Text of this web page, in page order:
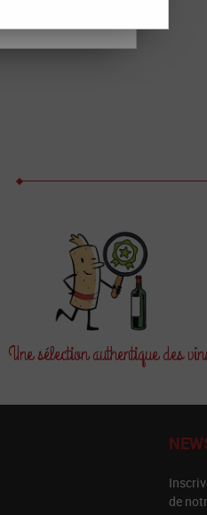
Une sélectionauthentique des
de